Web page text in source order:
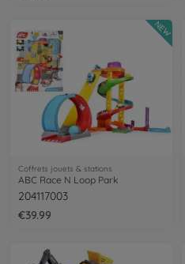
Coffrets jouets & stations
ABC Race N Loop Park
204117003
€39.99
NEW